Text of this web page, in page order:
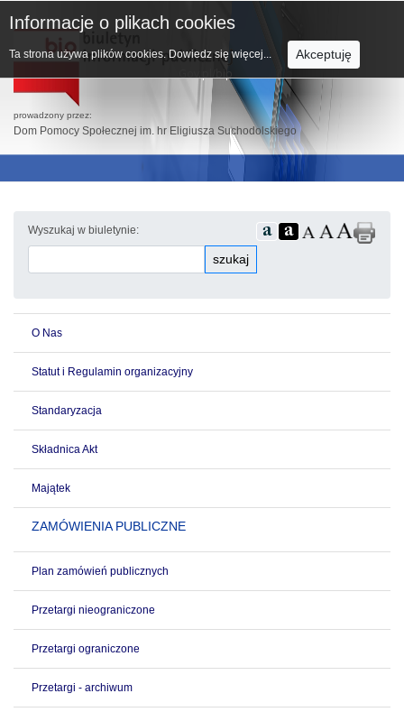
prowadzony przez:
Dom Pomocy Społecznej im. hr Eligiusza Suchodolskiego
Wyszukaj w biuletynie:
szukaj
O Nas
Statut i Regulamin organizacyjny
Standaryzacja
Składnica Akt
Majątek
ZAMÓWIENIA PUBLICZNE
Plan zamówień publicznych
Przetargi nieograniczone
Przetargi ograniczone
Przetargi - archiwum
Informacje o plikach cookies
Ta strona używa plików cookies. Dowiedz się więcej... Akceptuję